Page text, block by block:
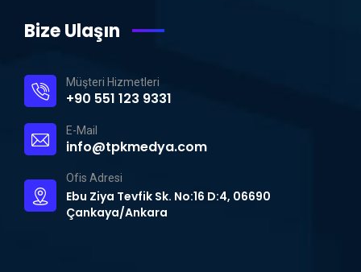
Bize Ulaşın
Müşteri Hizmetleri
+90 551 123 9331
E-Mail
info@tpkmedya.com
Ofis Adresi
Ebu Ziya Tevfik Sk. No:16 D:4, 06690
Çankaya/Ankara